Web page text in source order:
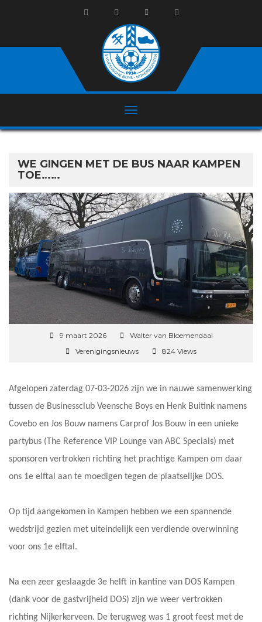
WE GINGEN MET DE BUS NAAR KAMPEN
TOE……
9 maart 2026
Walter van Bloemendaal
Verenigingsnieuws
824 Views
Afgelopen zaterdag 07-03-2026 zijn we in nauwe samenwerking
tussen de Businessclub Veensche Boys en Henk Buitink namens
Covebo en Jos Bouw namens Carprof Jos Bouw in een unieke
partybus (The Reference VIP Lounge van ABC Specials) met
sponsoren vertrokken richting het prachtige Kampen om daar
ons 1e elftal aan te moedigen tegen de plaatselijke DOS.
Op tijd aangekomen in Kampen hebben we een spannende
wedstrijd gezien met uiteindelijk een verdiende overwinning
voor ons 1e elftal.
Na een zeer geslaagde 3e helft in kantine van DOS Kampen
(dank voor de gastvrijheid DOS) zijn we weer vertrokken
richting Nijkerkerveen. De terugweg was 1 groot feest met de